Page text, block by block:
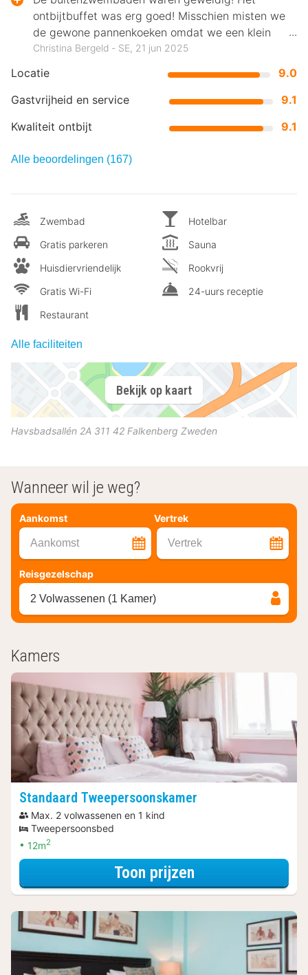
Locatie
9.0
Gastvrijheid en service
9.1
Kwaliteit ontbijt
9.1
ontbijtbuffet was erg goed! Misschien misten we
de gewone pannenkoeken omdat we een klein
kind bij ons hadden!
Christina Bergeld ‐ SE, 21 jun 2025
Alle beoordelingen (167)
Zwembad
Gratis parkeren
Huisdiervriendelijk
Gratis Wi-Fi
Restaurant
Hotelbar
Sauna
Rookvrij
24-uurs receptie
Alle faciliteiten
Bekijk op kaart
Havsbadsallén 2A 311 42 Falkenberg Zweden
Wanneer wil je weg?
Aankomst Vertrek
Aankomst Vertrek
Reisgezelschap
2 Volwassenen (1 Kamer)
Kamers
Standaard Tweepersoonskamer
Max. 2 volwassenen en 1 kind
Tweepersoonsbed
12m2
Toon prijzenvoor Standaard